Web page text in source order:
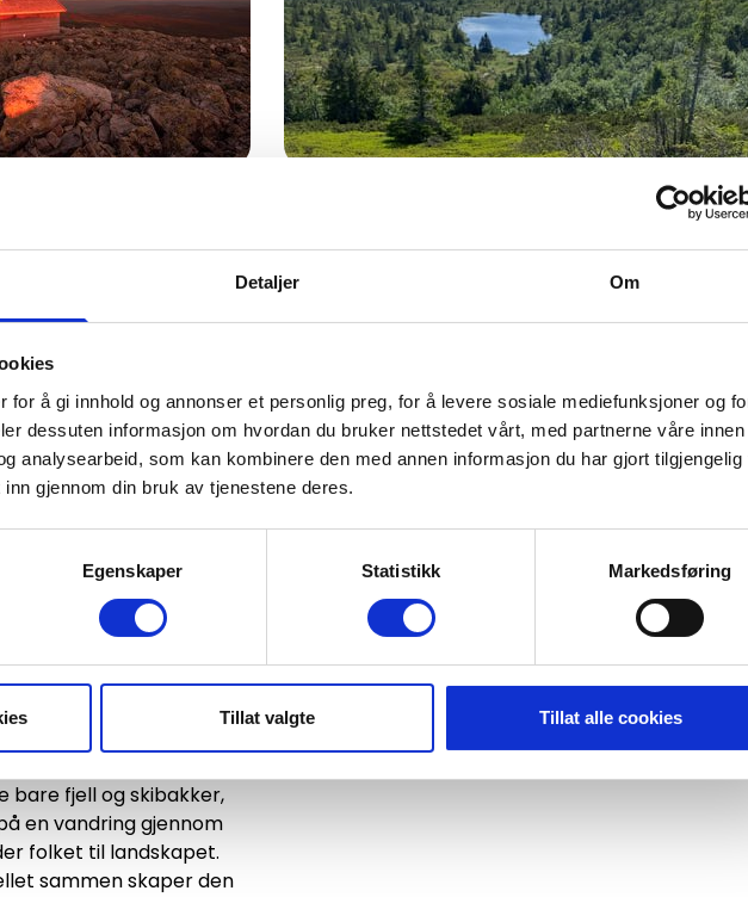
Detaljer Om
for å gi innhold og annonser et personlig preg, for å levere sosiale mediefunksjoner og
dessuten informasjon om hvordan du bruker nettstedet vårt, med partnerne våre innen
analysearbeid, som kan kombinere den med annen informasjon du har gjort tilgjengelig
gjennom din bruk av tjenestene deres.
Egenskaper Statistikk Markedsføring
Tillat valgte Tillat alle cookies
av
turmål sommer
du også på toppen av
Trysil er en stor kommune med mange
bratteste fjellene kan vi kanskje ikke lokke med,
ønsker å oppleve urørt natur, har vi mye å by på.
– et av Norges største hyttefelt med godt
er det flere gode vandringsmuligheter. Snør på
bare fjell og skibakker,
en vandring gjennom
folket til landskapet.
sammen skaper den